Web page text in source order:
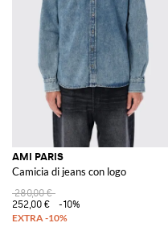
AMI PARIS
Camicia di jeans con logo
280,00 €
252,00 €
-10%